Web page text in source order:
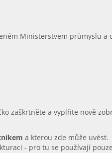
Ministerstvem průmyslu
zaškrtněte a vyplňte nově
a kterou zde může uvést.
- pro tu se používají